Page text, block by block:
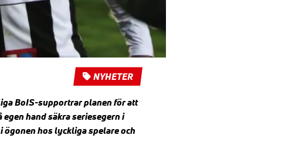
NYHETER
BoIS-supportrar planen för att
hand säkra seriesegern i
ögonen hos lyckliga spelare och